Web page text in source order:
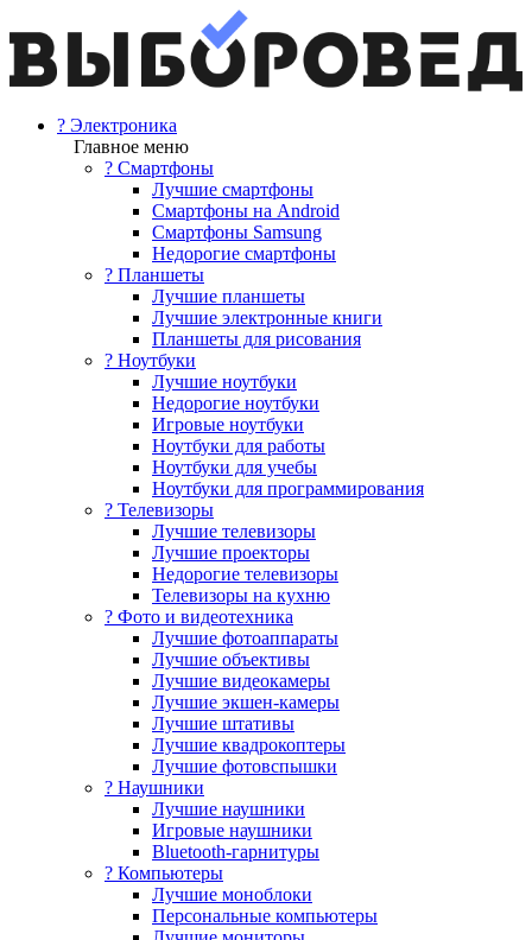
? Электроника
Главное меню
? Смартфоны
Лучшие смартфоны
Смартфоны на Android
Смартфоны Samsung
Недорогие смартфоны
? Планшеты
Лучшие планшеты
Лучшие электронные книги
Планшеты для рисования
? Ноутбуки
Лучшие ноутбуки
Недорогие ноутбуки
Игровые ноутбуки
Ноутбуки для работы
Ноутбуки для учебы
Ноутбуки для программирования
? Телевизоры
Лучшие телевизоры
Лучшие проекторы
Недорогие телевизоры
Телевизоры на кухню
? Фото и видеотехника
Лучшие фотоаппараты
Лучшие объективы
Лучшие видеокамеры
Лучшие экшен-камеры
Лучшие штативы
Лучшие квадрокоптеры
Лучшие фотовспышки
? Наушники
Лучшие наушники
Игровые наушники
Bluetooth-гарнитуры
?️ Компьютеры
Лучшие моноблоки
Персональные компьютеры